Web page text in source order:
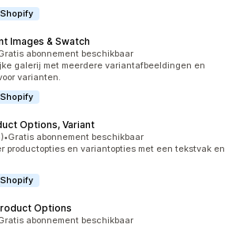
Images & Swatch
in totaalabonnement beschikbaar
galerij met meerdere variantafbeeldingen en
varianten.
Options, Variant
in totaal
•Gratis abonnement beschikbaar
productopties en variantopties met een tekstvak en
Options
in totaalabonnement beschikbaar